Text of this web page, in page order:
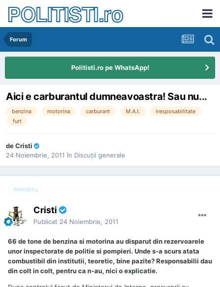
POLITISTI.ro
Forum
Politisti.ro pe WhatsApp!
Aici e carburantul dumneavoastra! Sau nu...
benzina motorina carburant M.A.I.
iresposabilitate
furt
deCristi
24 Noiembrie, 2011 în Discuţii generale
Membru
Cristi
Publicat 24 Noiembrie, 2011
66 de tone de benzina si motorina au disparut din rezervoarele
unor inspectorate de politie si pompieri. Unde s-a scurs atata
combustibil din institutii, teoretic, bine pazite? Responsabilii dau
din colt in colt, pentru ca n-au, nici o explicatie.